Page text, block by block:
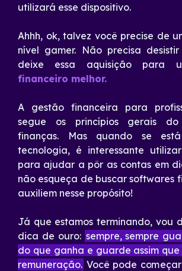
utilizará esse dispositivo.
Ahhh, ok, talvez você precise de
nível gamer. Não precisa
deixe essa aquisição para
financeiro melhor.
A gestão financeira para
segue os princípios gerais
finanças. Mas quando se
tecnologia, é interessante
para ajudar a pôr as contas em
não esqueça de buscar softwares
auxiliem nesse propósito!
Já que estamos terminando, vou
dica de ouro: sempre, sempre
do que ganha e guarde assim
remuneração. Você pode